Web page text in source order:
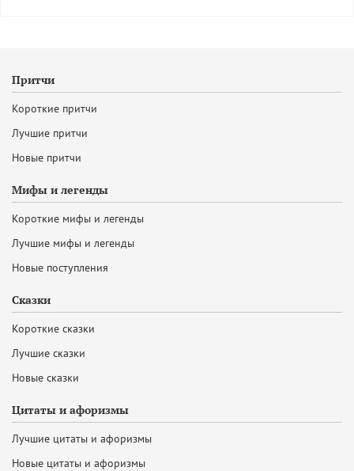
Притчи
Короткие притчи
Лучшие притчи
Новые притчи
Мифы и легенды
Короткие мифы и легенды
Лучшие мифы и легенды
Новые поступления
Сказки
Короткие сказки
Лучшие сказки
Новые сказки
Цитаты и афоризмы
Лучшие цитаты и афоризмы
Новые цитаты и афоризмы